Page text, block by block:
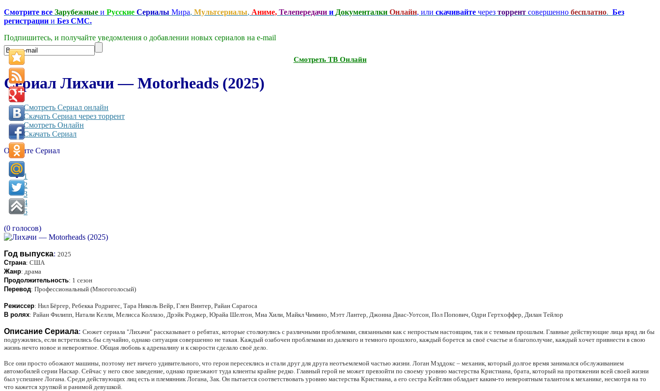
Смотрите все Зарубежные и Русские Сериалы Мира, Мультсериалы, Аниме, Телепередачи и Документалки Онлайн, или скачивайте через торрент совершенно бесплатно. Без
регистрации и Без СМС.
Подпишитесь, и получайте уведомления о добавлении новых сериалов на e-mаil
Смотреть ТВ Онлайн
Сериал Лихачи — Motorheads (2025)
Смотреть Сериал онлайн
Скачать Сериал через торрент
Смотреть Онлайн
Скачать Сериал
Оцените Сериал
1
2
3
4
5
(0 голосов)
Год выпуска: 2025
Страна: США
Жанр: драма
Продолжительность: 1 сезон
Перевод: Профессиональный (Многоголосый)
Режиссер: Нил Бёргер, Ребекка Родригес, Тара Николь Вейр, Глен Винтер, Райан Сарагоса
В ролях: Райан Филипп, Натали Келли, Мелисса Коллазо, Дрэйк Роджер, Юрайа Шелтон, Миа Хили, Майкл Чимино, Мэтт Лантер, Джонна Диас-Уотсон, Пол Попович, Одри Гертхоффер, Дилан Тейлор
Описание Сериала: Сюжет сериала "Лихачи" рассказывает о ребятах, которые столкнулись с различными проблемами, связанными как с непростым настоящим, так и с темным прошлым. Главные действующие лица вряд ли бы
подружились, если встретились бы случайно, однако ситуация совершенно не такая. Каждый озабочен проблемами из далекого и темного прошлого, каждый борется за своё счастье и благополучие, каждый хочет привнести в свою
жизнь нечто новое и невероятное. Общая любовь к адреналину и к скорости сделало своё дело.
Все они просто обожают машины, поэтому нет ничего удивительного, что герои пересеклись и стали друг для друга неотъемлемой частью жизни. Логан Мэддокс – механик, который долгое время занимался обслуживанием
автомобилей серии Наскар. Сейчас у него свое заведение, однако приезжают туда клиенты крайне редко. Главный герой не может превзойти по своему уровню мастерства Кристиана, брата, который на протяжении всей своей жизни
был успешнее Логана. Среди действующих лиц есть и племянник Логана, Зак. Он пытается соответствовать уровню мастерства Кристиана, а его сестра Кейтлин обладает каким-то невероятным талантом к механике, несмотря на то
что кажется хрупкой и ранимой девушкой.